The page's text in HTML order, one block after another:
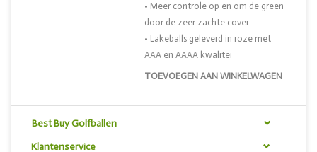
TOEVOEGEN AAN WINKELWAGEN
• Meer controle op en om de green
door de zeer zachte cover
• Lakeballs geleverd in roze met
AAA en AAAA kwalitei
Best Buy Golfballen
Klantenservice